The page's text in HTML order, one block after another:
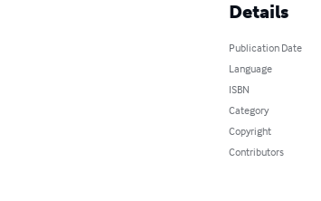
Details
Publication Date
Language
ISBN
Category
Copyright
Contributors